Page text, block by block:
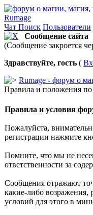
Rumage
Чат Поиск Пользователи
Сообщение сайта
(Сообщение закроется
Здравствуйте, гость (
Rumage - форум о
Правила и положения по
Правила и условия
Пожалуйста,
регистрации нажмите
Помните, что мы не
ответственности за
Сообщения отражают
какие-либо возражения,
условий для этого в